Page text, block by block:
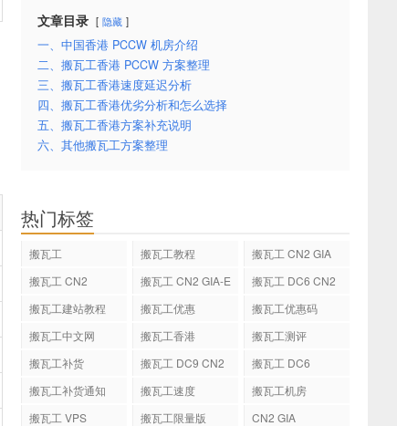
文章目录 隐藏
一、中国香港 PCCW 机房介绍
二、搬瓦工香港 PCCW 方案整理
三、搬瓦工香港速度延迟分析
四、搬瓦工香港优劣分析和怎么选择
五、搬瓦工香港方案补充说明
六、其他搬瓦工方案整理
热门标签
搬瓦工 搬瓦工教程
搬瓦工 CN2 GIA
搬瓦工 CN2
搬瓦工 CN2 GIA-E
搬瓦工 DC6 CN2
搬瓦工建站教程 搬瓦工优惠
搬瓦工优惠码
搬瓦工中文网
搬瓦工香港
搬瓦工测评
搬瓦工补货
搬瓦工 DC9 CN2
搬瓦工 DC6
搬瓦工补货通知
搬瓦工速度
搬瓦工机房
搬瓦工 VPS
搬瓦工限量版
CN2 GIA